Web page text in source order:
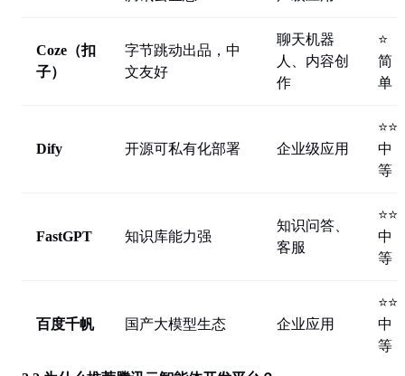
Coze（扣
子）
字节跳动出品，中
文友好
聊天机器
人、内容创
作
⭐
简
单
Dify 开源可私有化部署 企业级应用
⭐⭐
中
等
FastGPT 知识库能力强
知识问答、
客服
⭐⭐
中
等
百度千帆 国产大模型生态 企业应用
⭐⭐
中
等